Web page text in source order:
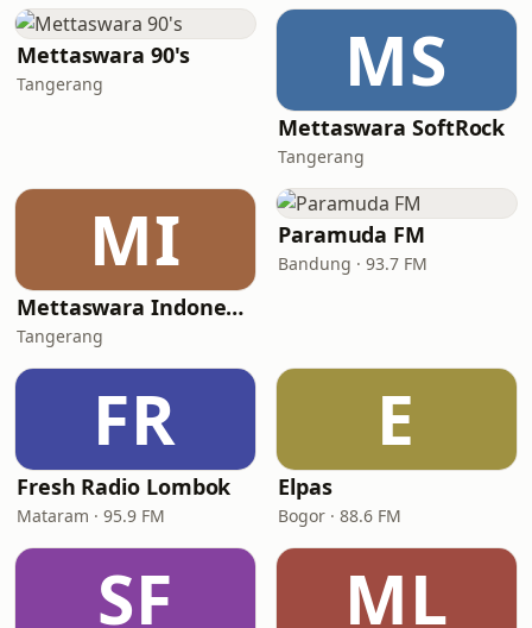
Mettaswara 90's
Tangerang MS
Mettaswara SoftRock
Tangerang
MI
Mettaswara Indonesia
Tangerang
Paramuda FM
Bandung · 93.7 FM
FR
Fresh Radio Lombok
Mataram · 95.9 FM
E
Elpas
Bogor · 88.6 FM
SF ML